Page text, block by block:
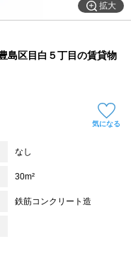
社から
拡大
島区目白５丁目の賃貸物
気になる
なし
30m²
鉄筋コンクリート造